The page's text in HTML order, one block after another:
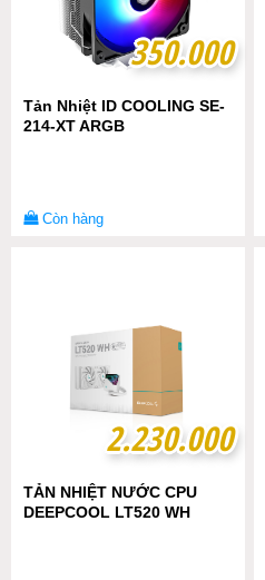
350.000
350.000
Tản Nhiệt ID COOLING SE-
214-XT ARGB
Còn hàng
2.230.000
2.230.000
TẢN NHIỆT NƯỚC CPU
DEEPCOOL LT520 WH